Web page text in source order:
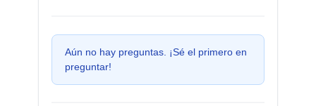
Aún no hay preguntas. ¡Sé el primero en
preguntar!